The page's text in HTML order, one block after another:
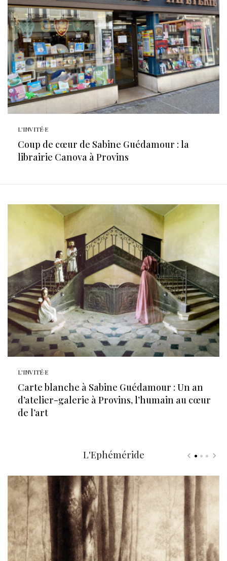
L'INVITÉ·E
Coup de cœur de Sabine Guédamour : la
librairie Canova à Provins
L'INVITÉ·E
Carte blanche à Sabine Guédamour : Un an
d’atelier-galerie à Provins, l’humain au cœur
de l’art
L'Ephéméride